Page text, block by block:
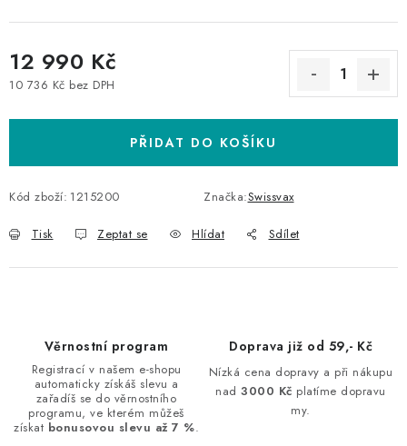
12 990 Kč
10 736 Kč bez DPH
PŘIDAT DO KOŠÍKU
Kód zboží: 1215200 Značka:Swissvax
Tisk Zeptat se Hlídat Sdílet
Věrnostní program
Registrací v našem e-shopu
automaticky získáš slevu a
zařadíš se do věrnostního
programu, ve kterém můžeš
získat bonusovou slevu až 7 %.
Doprava již od 59,- Kč
Nízká cena dopravy a při nákupu
nad3000 Kč platíme dopravu
my.